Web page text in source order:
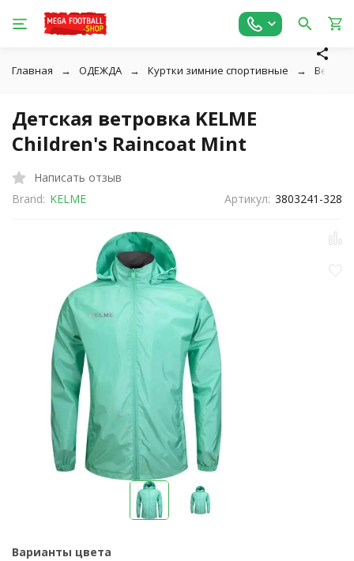
Главная ОДЕЖДА Куртки зимние спортивные
Детская ветровка KELME
Children's Raincoat Mint
Написать отзыв
Brand: KELME Артикул: 3803241-328
Варианты цвета